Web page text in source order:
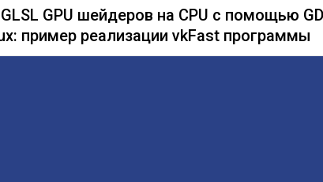
GPU шейдеров на CPU с помощью
пример реализации vkFast программы